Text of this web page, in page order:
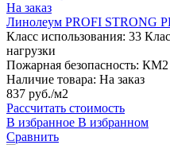
На заказ
Линолеум PROFI STRONG
Класс использования: 33
нагрузки
Пожарная безопасность: КМ2
Наличие товара: На заказ
837 руб./м2
Рассчитать стоимость
В избранное В избранном
Сравнить